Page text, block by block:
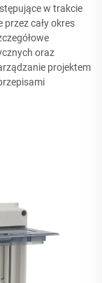
w trakcie
cały okres
oraz
projektem